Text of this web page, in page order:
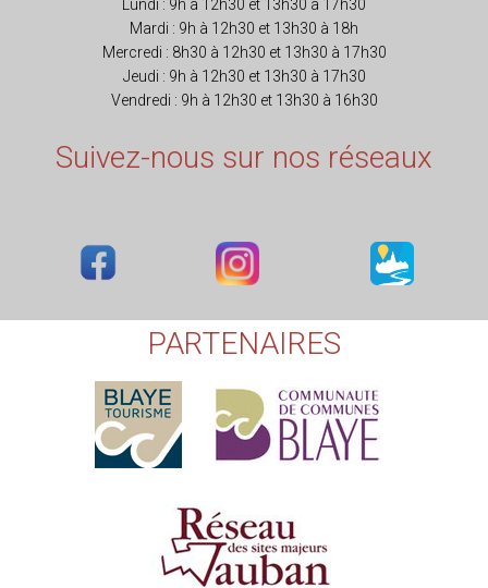
Lundi : 9h à 12h30 et 13h30 à 17h30
Mardi : 9h à 12h30 et 13h30 à 18h
Mercredi : 8h30 à 12h30 et 13h30 à 17h30
Jeudi : 9h à 12h30 et 13h30 à 17h30
Vendredi : 9h à 12h30 et 13h30 à 16h30
Suivez-nous sur nos réseaux
PARTENAIRES